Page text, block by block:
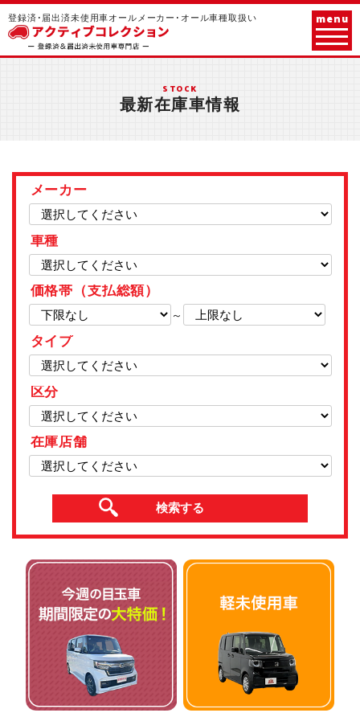
登録済･届出済未使用車オールメーカー･オール車種取扱い menu
STOCK
最新在庫車情報
メーカー
車種
価格帯（支払総額）
～
タイプ
区分
在庫店舗